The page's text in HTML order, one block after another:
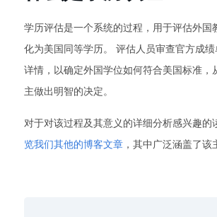
学历评估是一个系统的过程，用于评估外国
化为美国同等学历。 评估人员审查官方成
详情，以确定外国学位如何符合美国标准，
主做出明智的决定。
对于对该过程及其意义的详细分析感兴趣的
览我们其他的博客文章 ，其中广泛涵盖了该